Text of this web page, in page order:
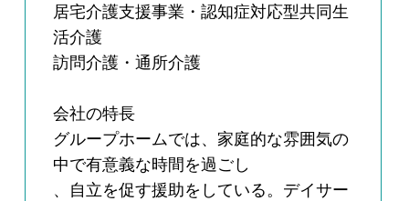
居宅介護支援事業・認知症対応型共同生
活介護
訪問介護・通所介護
会社の特長
グループホームでは、家庭的な雰囲気の
中で有意義な時間を過ごし
、自立を促す援助をしている。デイサー